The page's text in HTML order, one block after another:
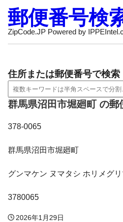
郵便番号検
ZipCode.JP Powered by
住所または郵便番号で検索
群馬県沼田市堀廻町 の郵
378-0065
群馬県沼田市堀廻町
グンマケン ヌマタシ ホリメグ
3780065
2026年1月29日